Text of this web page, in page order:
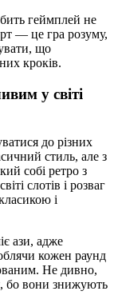
геймплей не
— це гра розуму,
що
кроків.
у світі
до різних
стиль, але з
собі ретро з
слотів і розваг
і
ази, адже
кожен раунд
Не дивно,
бо вони знижують